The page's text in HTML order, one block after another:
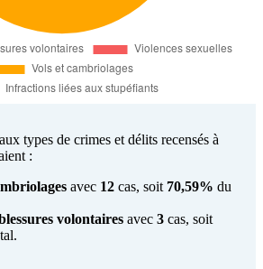
types de crimes et délits recensés à
:
avec 12 cas, soit 70,59% du
volontaires avec 3 cas, soit